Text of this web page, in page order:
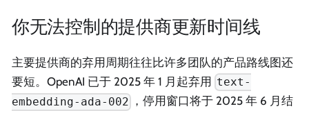
你无法控制的提供商更新时间线
主要提供商的弃用周期往往比许多团队的产品路线图还
要短。OpenAI 已于 2025 年 1 月起弃用 text-
embedding-ada-002 ，停用窗口将于 2025 年 6 月结